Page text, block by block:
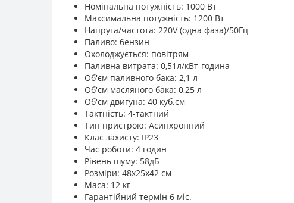
Номінальна потужність: 1000 Вт
Максимальна потужність: 1200 Вт
Напруга/частота: 220V (одна фаза)/50Гц
Паливо: бензин
Охолоджується: повітрям
Паливна витрата: 0,51л/кВт-година
Об'єм паливного бака: 2,1 л
Об'єм масляного бака: 0,25 л
Об'єм двигуна: 40 куб.см
Тактність: 4-тактний
Тип пристрою: Асинхронний
Клас захисту: IP23
Час роботи: 4 годин
Рівень шуму: 58дБ
Розміри: 48х25х42 см
Маса: 12 кг
Гарантійний термін 6 міс.